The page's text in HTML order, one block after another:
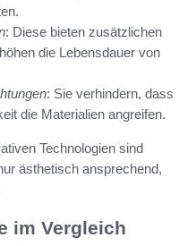
: Diese bieten zusätzlichen
die Lebensdauer von
: Sie verhindern, dass
die Materialien angreifen.
Technologien sind
ästhetisch ansprechend,
im Vergleich